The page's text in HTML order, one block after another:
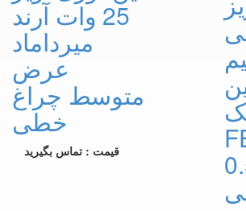
25 وات آرند
میرداماد
عرض
متوسط چراغ
خطی
قیمت : تماس بگیرید